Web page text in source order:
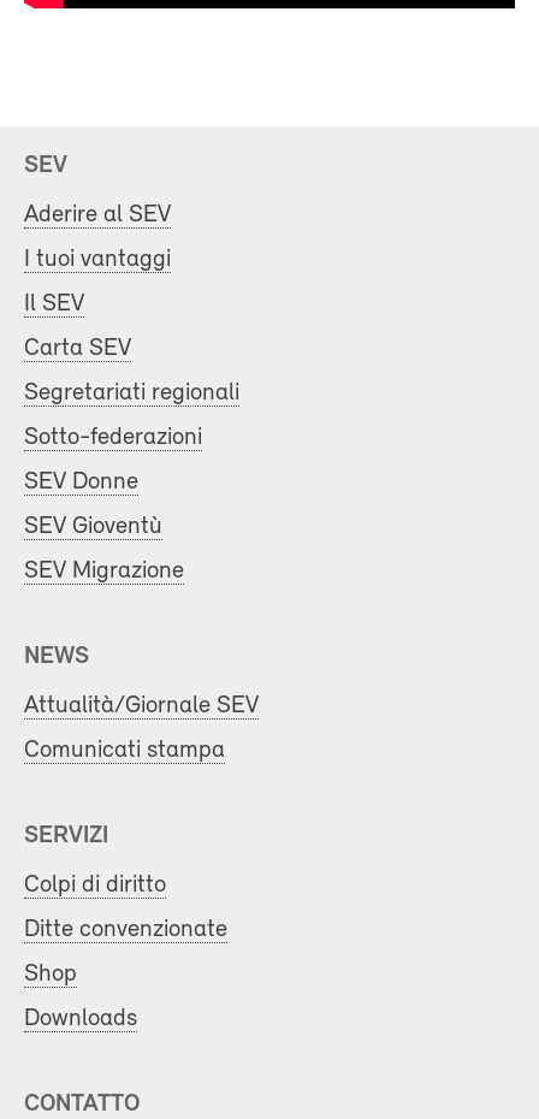
SEV
Aderire al SEV
I tuoi vantaggi
Il SEV
Carta SEV
Segretariati regionali
Sotto-federazioni
SEV Donne
SEV Gioventù
SEV Migrazione
NEWS
Attualità/Giornale SEV
Comunicati stampa
SERVIZI
Colpi di diritto
Ditte convenzionate
Shop
Downloads
CONTATTO